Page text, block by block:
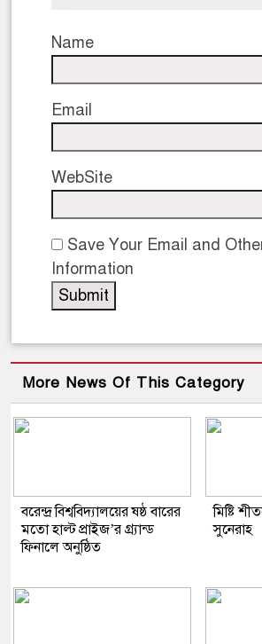
Name
Email
WebSite
Save Your Email and
Information
More News Of This Category
বরেন্দ্র বিশ্ববিদ্যালয়ের ষষ্ঠ বারের
মতো হাল্ট প্রাইজ’র গ্র্যান্ড
ফিনালে অনুষ্ঠিত
মিষ্টি
সুনেরাহ